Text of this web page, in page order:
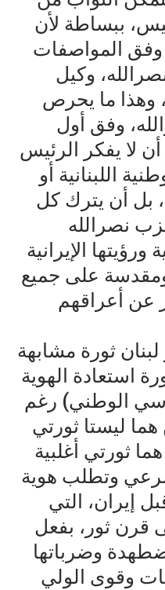
ببساطة لأن
المواصفات
وكيل
وهذا ما يحرص
وفق أول
أن لا يفكر الرئيس
اللبنانية أو
بل أن يترك كل
نصرالله
الإيرانية
على جميع
عن أعراقهم
ثورة مشابهة
استعادة الهوية
الوطني) رغم
هما ليستا ثورتي
ثورتي أغلبية
وتطلب هوية
إيران، التي
قرن ثور، بفعل
وضرباتها
وقوى الولي